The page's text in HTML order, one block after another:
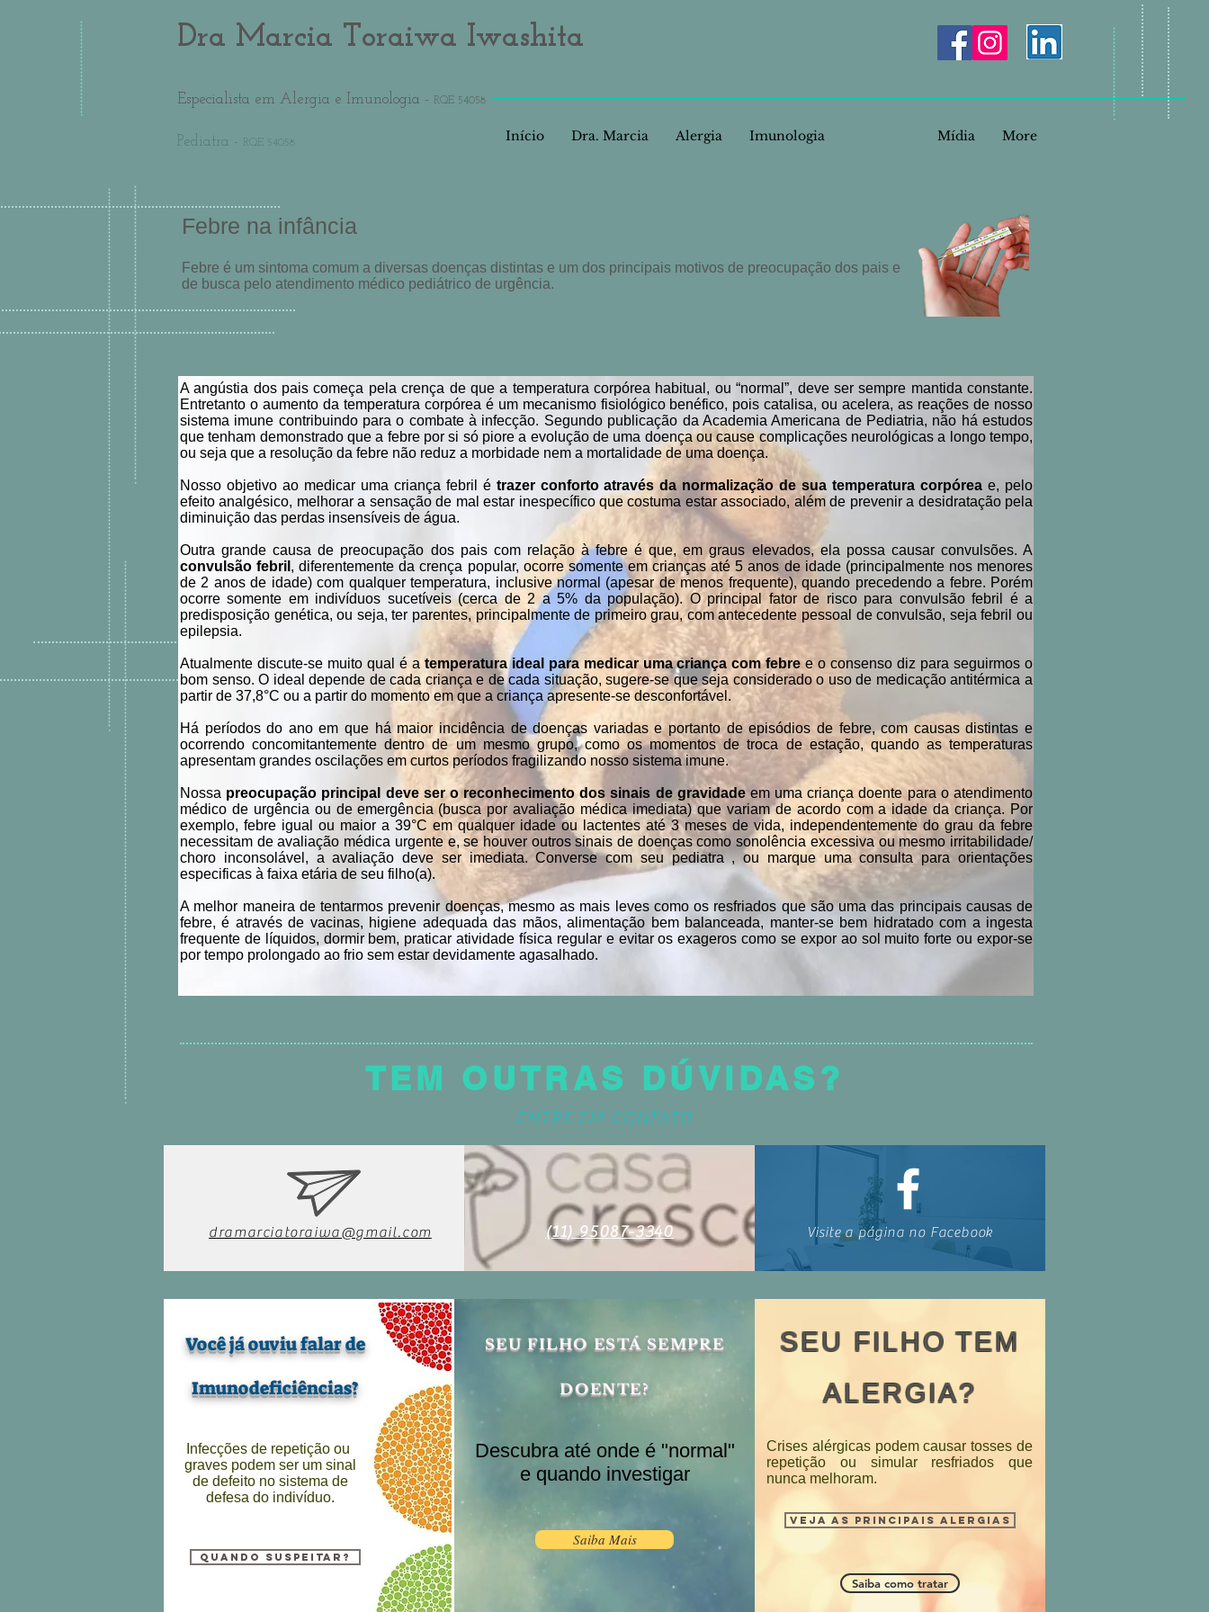
Dra Marcia Toraiwa Iwashita
Especialista em Alergia e Imunologia - RQE 54058
Pediatra - RQE 54058 Início Dra. Marcia Alergia Imunologia Mídia More
A angústia dos pais começa pela crença de que a temperatura corpórea habitual, ou “normal”, deve ser sempre mantida constante.
Entretanto o aumento da temperatura corpórea é um mecanismo fisiológico benéfico, pois catalisa, ou acelera, as reações de nosso
sistema imune contribuindo para o combate à infecção. Segundo publicação da Academia Americana de Pediatria, não há estudos
que tenham demonstrado que a febre por si só piore a evolução de uma doença ou cause complicações neurológicas a longo tempo,
ou seja que a resolução da febre não reduz a morbidade nem a mortalidade de uma doença.
Nosso objetivo ao medicar uma criança febril é trazer conforto através da normalização de sua temperatura corpórea e, pelo
efeito analgésico, melhorar a sensação de mal estar inespecífico que costuma estar associado, além de prevenir a desidratação pela
diminuição das perdas insensíveis de água.
Outra grande causa de preocupação dos pais com relação à febre é que, em graus elevados, ela possa causar convulsões. A
convulsão febril , diferentemente da crença popular, ocorre somente em crianças até 5 anos de idade (principalmente nos menores
de 2 anos de idade) com qualquer temperatura, inclusive normal (apesar de menos frequente), quando precedendo a febre. Porém
ocorre somente em indivíduos sucetíveis (cerca de 2 a 5% da população). O principal fator de risco para convulsão febril é a
predisposição genética, ou seja, ter parentes, principalmente de primeiro grau, com antecedente pessoal de convulsão, seja febril ou
epilepsia.
Atualmente discute-se muito qual é a temperatura ideal para medicar uma criança com febree o consenso diz para seguirmos o
bom senso. O ideal depende de cada criança e de cada situação, sugere-se que seja considerado o uso de medicação antitérmica a
partir de 37,8°C ou a partir do momento em que a criança apresente-se desconfortável.
Há períodos do ano em que há maior incidência de doenças variadas e portanto de episódios de febre, com causas distintas e
ocorrendo concomitantemente dentro de um mesmo grupo, como os momentos de troca de estação, quando as temperaturas
apresentam grandes oscilações em curtos períodos fragilizando nosso sistema imune.
Nossa preocupação principal deve ser o reconhecimento dos sinais de gravidadeem uma criança doente para o atendimento
médico de urgência ou de emergência (busca por avaliação médica imediata) que variam de acordo com a idade da criança. Por
exemplo, febre igual ou maior a 39°C em qualquer idade ou lactentes até 3 meses de vida, independentemente do grau da febre
necessitam de avaliação médica urgente e, se houver outros sinais de doenças como sonolência excessiva ou mesmo irritabilidade/
choro inconsolável, a avaliação deve ser imediata. Converse com seu pediatra , ou marque uma consulta para orientações
especificas à faixa etária de seu filho(a).
A melhor maneira de tentarmos prevenir doenças, mesmo as mais leves como os resfriados que são uma das principais causas de
febre, é através de vacinas, higiene adequada das mãos, alimentação bem balanceada, manter-se bem hidratado com a ingesta
frequente de líquidos, dormir bem, praticar atividade física regular e evitar os exageros como se expor ao sol muito forte ou expor-se
por tempo prolongado ao frio sem estar devidamente agasalhado.
TEM OUTRAS DÚVIDAS?
ENTRE EM CONTATO
Febre é um sintoma comum a diversas doenças distintas e um dos principais motivos de preocupação dos pais e
de busca pelo atendimento médico pediátrico de urgência.
Febre na infância
dramarciatoraiwa@gmail.com (11) 95087-3340 Visite a página no Facebook
Infecções de repetição ou
graves podem ser um sinal
de defeito no sistema de
defesa do indivíduo.
Você já ouviu falar de
Imunodeficiências?
QUANDO SUSPEITAR?
SEU FILHO ESTÁ SEMPRE
DOENTE?
Descubra até onde é "normal"
e quando investigar
Saiba Mais
SEU FILHO TEM
ALERGIA?
Crises alérgicas podem causar tosses de
repetição ou simular resfriados que
nunca melhoram.
Veja as principais alergias
Saiba como tratar